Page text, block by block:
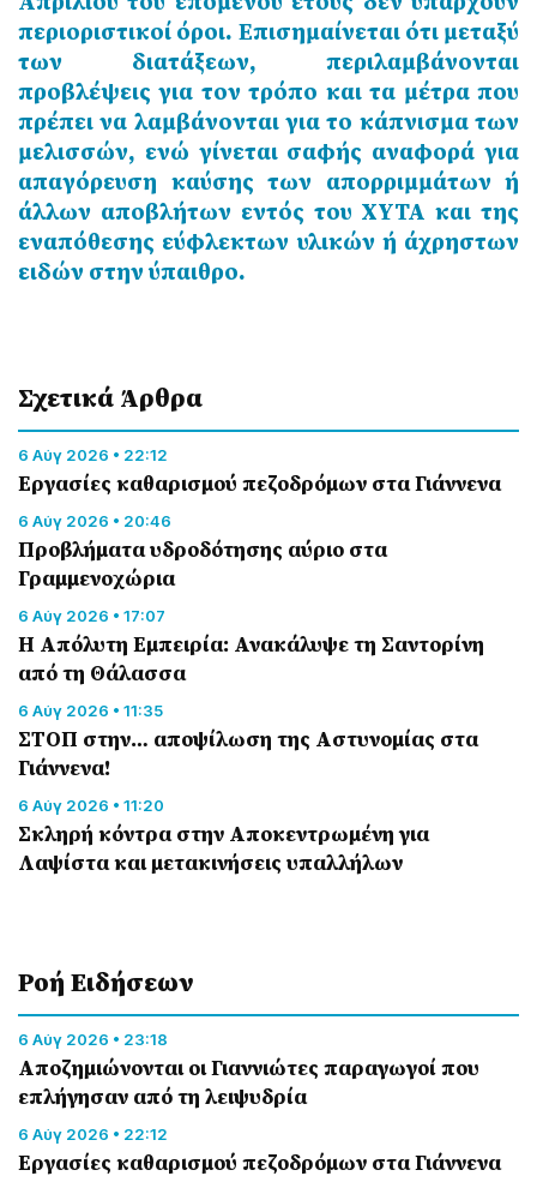
περιοριστικοί όροι. Επισημαίνεται ότι μεταξύ
των διατάξεων, περιλαμβάνονται
προβλέψεις για τον τρόπο και τα μέτρα που
πρέπει να λαμβάνονται για το κάπνισμα των
μελισσών, ενώ γίνεται σαφής αναφορά για
απαγόρευση καύσης των απορριμμάτων ή
άλλων αποβλήτων εντός του ΧΥΤΑ και της
εναπόθεσης εύφλεκτων υλικών ή άχρηστων
ειδών στην ύπαιθρο.
Σχετικά Άρθρα
6 Αύγ 2026 • 22:12
Εργασίες καθαρισμού πεζοδρόμων στα Γιάννενα
6 Αύγ 2026 • 20:46
Προβλήματα υδροδότησης αύριο στα
Γραμμενοχώρια
6 Αύγ 2026 • 17:07
Η Απόλυτη Εμπειρία: Ανακάλυψε τη Σαντορίνη
από τη Θάλασσα
6 Αύγ 2026 • 11:35
ΣΤΟΠ στην… αποψίλωση της Αστυνομίας στα
Γιάννενα!
6 Αύγ 2026 • 11:20
Σκληρή κόντρα στην Αποκεντρωμένη για
Λαψίστα και μετακινήσεις υπαλλήλων
Ροή Eιδήσεων
6 Αύγ 2026 • 23:18
Αποζημιώνονται οι Γιαννιώτες παραγωγοί που
επλήγησαν από τη λειψυδρία
6 Αύγ 2026 • 22:12
Εργασίες καθαρισμού πεζοδρόμων στα Γιάννενα